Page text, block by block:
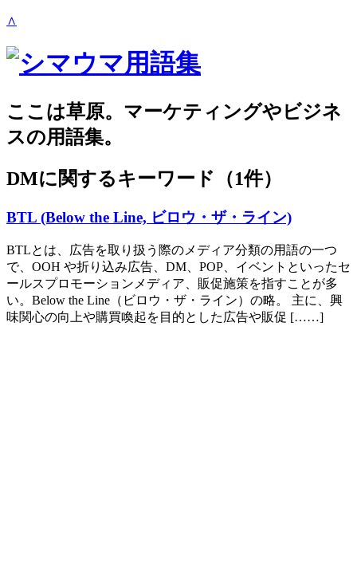
∧
ここは草原。マーケティングやビジネ
スの用語集。
DMに関するキーワード（1件）
BTL (Below the Line, ビロウ・ザ・ライン)
BTLとは、広告を取り扱う際のメディア分類の用語の一つ
で、OOH や折り込み広告、DM、POP、イベントといったセ
ールスプロモーションメディア、販促施策を指すことが多
い。Below the Line（ビロウ・ザ・ライン）の略。 主に、興
味関心の向上や購買喚起を目的とした広告や販促 [……]